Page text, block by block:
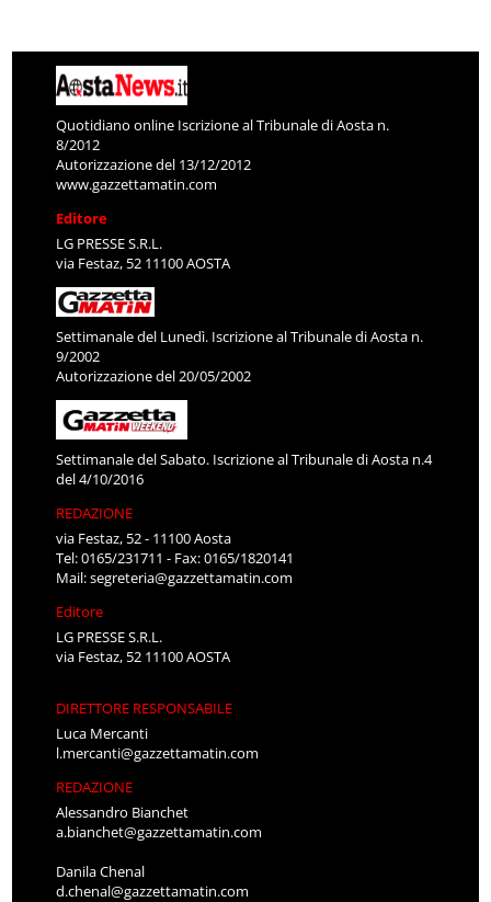
Quotidiano online Iscrizione al Tribunale di Aosta n.
8/2012
Autorizzazione del 13/12/2012
www.gazzettamatin.com
Editore
LG PRESSE S.R.L.
via Festaz, 52 11100 AOSTA
Settimanale del Lunedì. Iscrizione al Tribunale di Aosta n.
9/2002
Autorizzazione del 20/05/2002
Settimanale del Sabato. Iscrizione al Tribunale di Aosta n.4
del 4/10/2016
REDAZIONE
via Festaz, 52 - 11100 Aosta
Tel: 0165/231711 - Fax: 0165/1820141
Mail:segreteria@gazzettamatin.com
Editore
LG PRESSE S.R.L.
via Festaz, 52 11100 AOSTA
DIRETTORE RESPONSABILE
Luca Mercanti
l.mercanti@gazzettamatin.com
REDAZIONE
Alessandro Bianchet
a.bianchet@gazzettamatin.com
Danila Chenal
d.chenal@gazzettamatin.com